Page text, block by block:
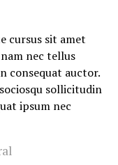
cursus sit amet
nec tellus
consequat auctor.
sollicitudin
ipsum nec